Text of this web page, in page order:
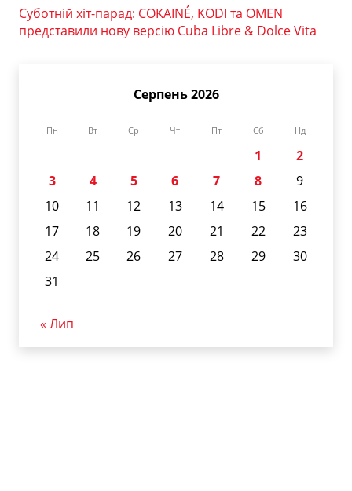
Суботній хіт-парад: COKAINÉ, KODI та OMEN
представили нову версію Cuba Libre & Dolce Vita
Серпень 2026
Пн Вт Ср Чт Пт Сб Нд
1
2
3
4 5 6 7 8
9
10
11 12 13 14 15
16
17
18 19 20 21 22
23
24
25 26 27 28 29
30
31
« Лип